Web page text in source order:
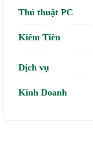
Thủ thuật PC
Kiếm Tiền
Dịch vụ
Kinh Doanh